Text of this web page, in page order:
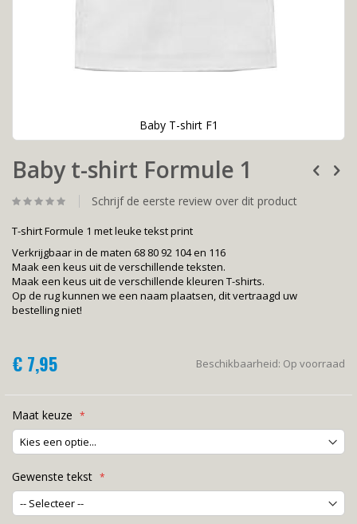
Baby T-shirt F1
naar
het
van
afbeeldingen-
gallerij
Baby t-shirt Formule 1
Schrijf de eerste review over dit product
T-shirt Formule 1 met leuke tekst print
Verkrijgbaar in de maten 68 80 92 104 en 116
Maak een keus uit de verschillende teksten.
Maak een keus uit de verschillende kleuren T-shirts.
Op de rug kunnen we een naam plaatsen, dit vertraagd uw
bestelling niet!
€ 7,95 Beschikbaarheid: Op voorraad
Maat keuze
Gewenste tekst